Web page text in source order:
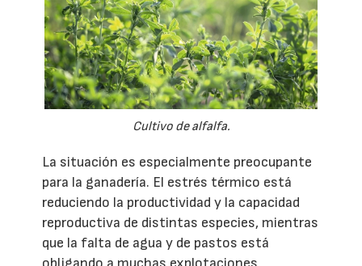
Cultivo de alfalfa.
La situación es especialmente preocupante
para la ganadería. El estrés térmico está
reduciendo la productividad y la capacidad
reproductiva de distintas especies, mientras
que la falta de agua y de pastos está